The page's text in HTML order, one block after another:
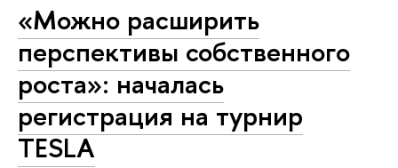
«Можно расширить
перспективы собственного
роста»: началась
регистрация на турнир
TESLA